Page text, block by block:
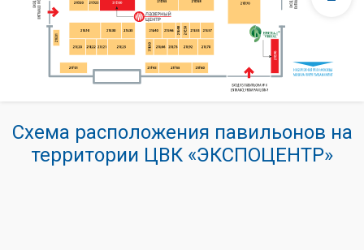
Схема расположения павильонов на
территории ЦВК «ЭКСПОЦЕНТР»